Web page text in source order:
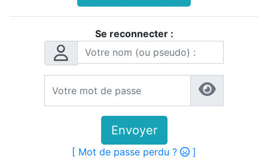
Se reconnecter :
Envoyer
[ Mot de passe perdu ? ]